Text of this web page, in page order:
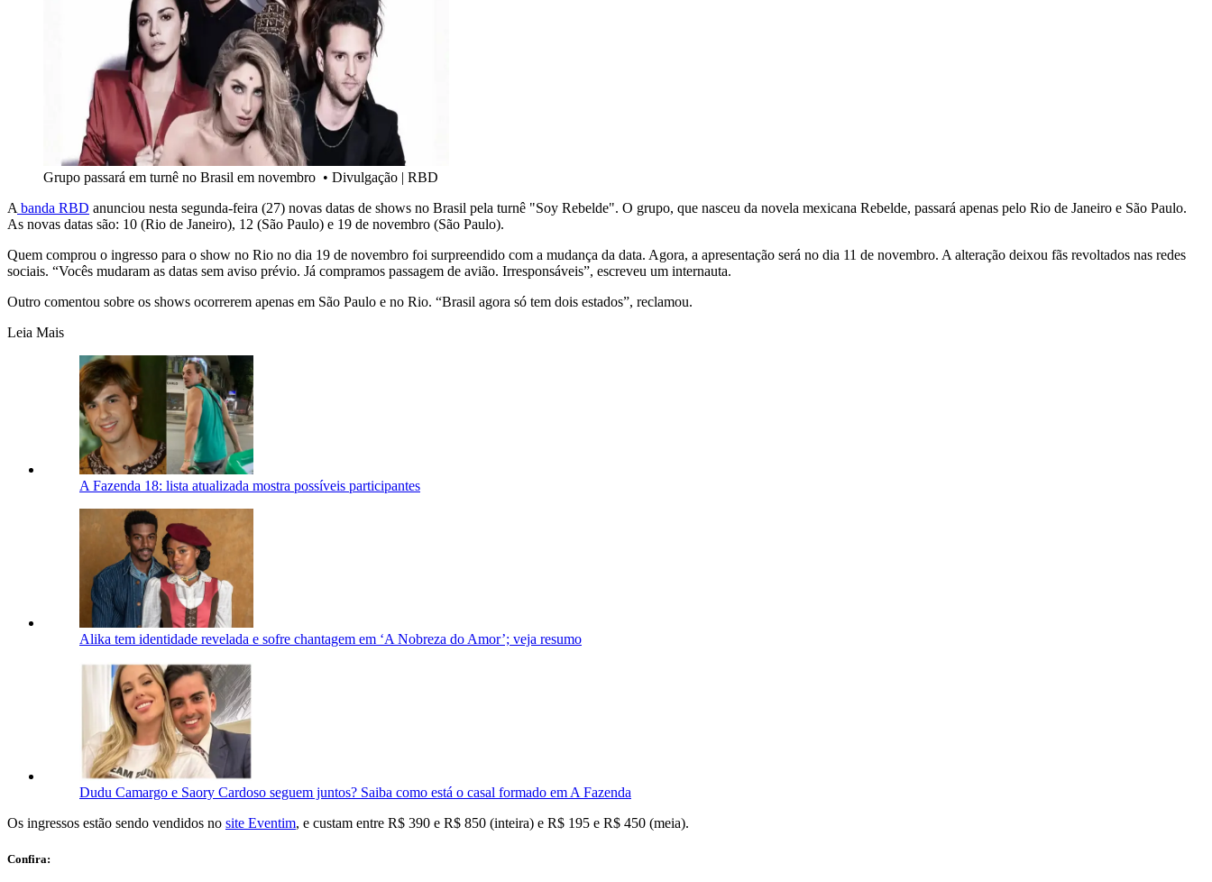
Grupo passará em turnê no Brasil em novembro • Divulgação | RBD
A banda RBD anunciou nesta segunda-feira (27) novas datas de shows no Brasil pela turnê "Soy Rebelde". O grupo, que nasceu da novela mexicana Rebelde, passará apenas pelo Rio de Janeiro e São Paulo.
As novas datas são: 10 (Rio de Janeiro), 12 (São Paulo) e 19 de novembro (São Paulo).
Quem comprou o ingresso para o show no Rio no dia 19 de novembro foi surpreendido com a mudança da data. Agora, a apresentação será no dia 11 de novembro. A alteração deixou fãs revoltados nas redes
sociais. “Vocês mudaram as datas sem aviso prévio. Já compramos passagem de avião. Irresponsáveis”, escreveu um internauta.
Outro comentou sobre os shows ocorrerem apenas em São Paulo e no Rio. “Brasil agora só tem dois estados”, reclamou.
Leia Mais
A Fazenda 18: lista atualizada mostra possíveis participantes
Alika tem identidade revelada e sofre chantagem em ‘A Nobreza do Amor’; veja resumo
Dudu Camargo e Saory Cardoso seguem juntos? Saiba como está o casal formado em A Fazenda
Os ingressos estão sendo vendidos no site Eventim, e custam entre R$ 390 e R$ 850 (inteira) e R$ 195 e R$ 450 (meia).
Confira: